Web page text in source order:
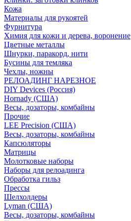
Кожа
Материалы для рукоятей
Фурнитура
Химия для кожи и дерева, воронение
Цветные металлы
Шнурки, паракорд, нити
Бусины для темляка
Чехлы, ножны
РЕЛОАДИНГ НАРЕЗНОЕ
DIY Devices (Россия)
Hornady (США)
Весы, дозаторы, комбайны
Прочие
LEE Precision (США)
Весы, дозаторы, комбайны
Капсюляторы
Матрицы
Молотковые наборы
Наборы для релоадинга
Обработка гильз
Преcсы
Шелхолдеры
Lyman (США)
Весы, дозаторы, комбайны